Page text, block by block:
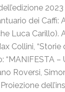
dei Caffi:
Luca Carillo).
Collini,
–
Roversi,